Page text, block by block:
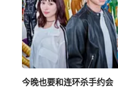
今晚也要和连环杀手约会